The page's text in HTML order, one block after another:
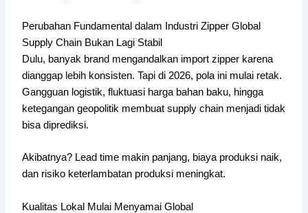
Perubahan Fundamental dalam Industri Zipper Global
Supply Chain Bukan Lagi Stabil
Dulu, banyak brand mengandalkan import zipper karena
dianggap lebih konsisten. Tapi di 2026, pola ini mulai retak.
Gangguan logistik, fluktuasi harga bahan baku, hingga
ketegangan geopolitik membuat supply chain menjadi tidak
bisa diprediksi.
Akibatnya? Lead time makin panjang, biaya produksi naik,
dan risiko keterlambatan produksi meningkat.
Kualitas Lokal Mulai Menyamai Global